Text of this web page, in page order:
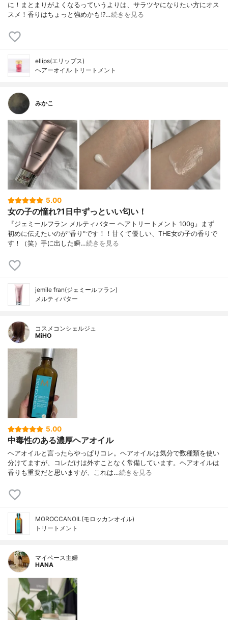
に！まとまりがよくなるっていうよりは、サラツヤになりたい方にオス
スメ！香りはちょっと強めかも!?…続きを見る
ellips(エリップス)
ヘアーオイル トリートメント
みかこ
5.00
女の子の憧れ?1日中ずっといい匂い！
『ジェミールフラン メルティバター ヘアトリートメント 100g』まず
初めに伝えたいのが"香り"です！！甘くて優しい、THE女の子の香りで
す！（笑）手に出した瞬…続きを見る
jemile fran(ジェミールフラン)
メルティバター
コスメコンシェルジュ
MiHO
5.00
中毒性のある濃厚ヘアオイル
ヘアオイルと言ったらやっぱりコレ。ヘアオイルは気分で数種類を使い
分けてますが、コレだけは外すことなく常備しています。ヘアオイルは
香りも重要だと思いますが、これは…続きを見る
MOROCCANOIL(モロッカンオイル)
トリートメント
マイペース主婦
HANA